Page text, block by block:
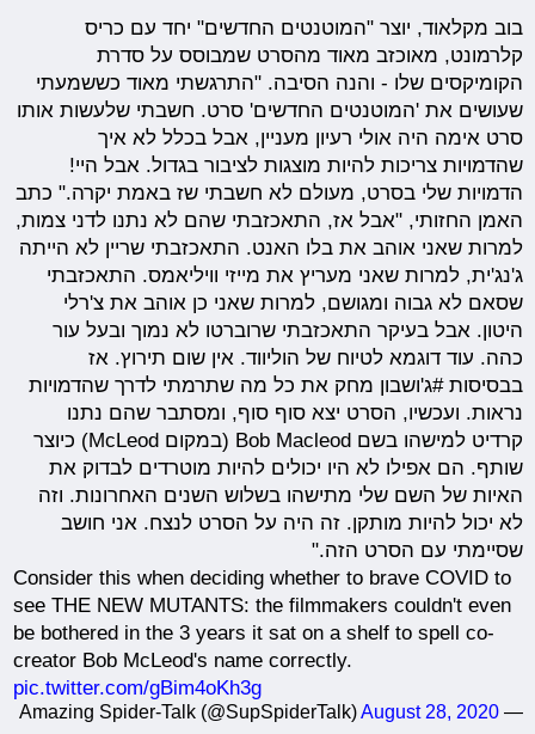
בוב מקלאוד, יוצר "המוטנטים החדשים" יחד עם כריס
קלרמונט, מאוכזב מאוד מהסרט שמבוסס על סדרת
הקומיקסים שלו - והנה הסיבה. "התרגשתי מאוד כששמעתי
שעושים את 'המוטנטים החדשים' סרט. חשבתי שלעשות אותו
סרט אימה היה אולי רעיון מעניין, אבל בכלל לא איך
שהדמויות צריכות להיות מוצגות לציבור בגדול. אבל היי!
הדמויות שלי בסרט, מעולם לא חשבתי שז באמת יקרה." כתב
האמן החזותי, "אבל אז, התאכזבתי שהם לא נתנו לדני צמות,
למרות שאני אוהב את בלו האנט. התאכזבתי שריין לא הייתה
ג'נג'ית, למרות שאני מעריץ את מייזי וויליאמס. התאכזבתי
שסאם לא גבוה ומגושם, למרות שאני כן אוהב את צ'רלי
היטון. אבל בעיקר התאכזבתי שרוברטו לא נמוך ובעל עור
כהה. עוד דוגמא לטיוח של הוליווד. אין שום תירוץ. אז
בבסיסות #ג'ושבון מחק את כל מה שתרמתי לדרך שהדמויות
נראות. ועכשיו, הסרט יצא סוף סוף, ומסתבר שהם נתנו
קרדיט למישהו בשם Bob Macleod (במקום McLeod) כיוצר
שותף. הם אפילו לא היו יכולים להיות מוטרדים לבדוק את
האיות של השם שלי מתישהו בשלוש השנים האחרונות. וזה
לא יכול להיות מותקן. זה היה על הסרט לנצח. אני חושב
שסיימתי עם הסרט הזה."
Consider this when deciding whether to brave COVID to
see THE NEW MUTANTS: the filmmakers couldn't even
be bothered in the 3 years it sat on a shelf to spell co-
creator Bob McLeod's name correctly.
pic.twitter.com/gBim4oKh3g
— Amazing Spider-Talk (@SupSpiderTalk)
August 28, 2020